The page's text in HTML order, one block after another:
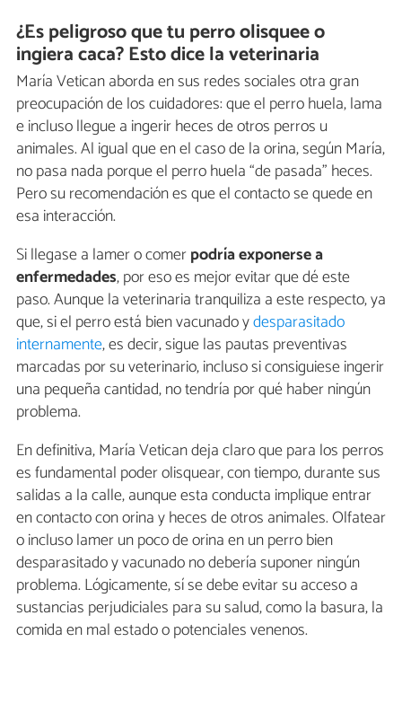
¿Es peligroso que tu perro olisquee o
ingiera caca? Esto dice la veterinaria
María Vetican aborda en sus redes sociales otra gran
preocupación de los cuidadores: que el perro huela, lama
e incluso llegue a ingerir heces de otros perros u
animales. Al igual que en el caso de la orina, según María,
no pasa nada porque el perro huela “de pasada” heces.
Pero su recomendación es que el contacto se quede en
esa interacción.
Si llegase a lamer o comerpodría exponerse a
enfermedades, por eso es mejor evitar que dé este
paso. Aunque la veterinaria tranquiliza a este respecto, ya
que, si el perro está bien vacunado ydesparasitado
internamente, es decir, sigue las pautas preventivas
marcadas por su veterinario, incluso si consiguiese ingerir
una pequeña cantidad, no tendría por qué haber ningún
problema.
En definitiva, María Vetican deja claro que para los perros
es fundamental poder olisquear, con tiempo, durante sus
salidas a la calle, aunque esta conducta implique entrar
en contacto con orina y heces de otros animales. Olfatear
o incluso lamer un poco de orina en un perro bien
desparasitado y vacunado no debería suponer ningún
problema. Lógicamente, sí se debe evitar su acceso a
sustancias perjudiciales para su salud, como la basura, la
comida en mal estado o potenciales venenos.